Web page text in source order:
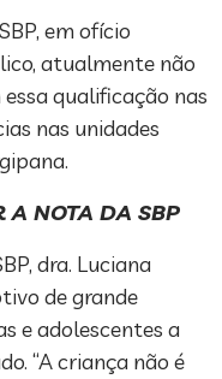
em ofício
atualmente não
qualificação nas
nas unidades
A NOTA DA SBP
dra. Luciana
de grande
e adolescentes a
“A criança não é